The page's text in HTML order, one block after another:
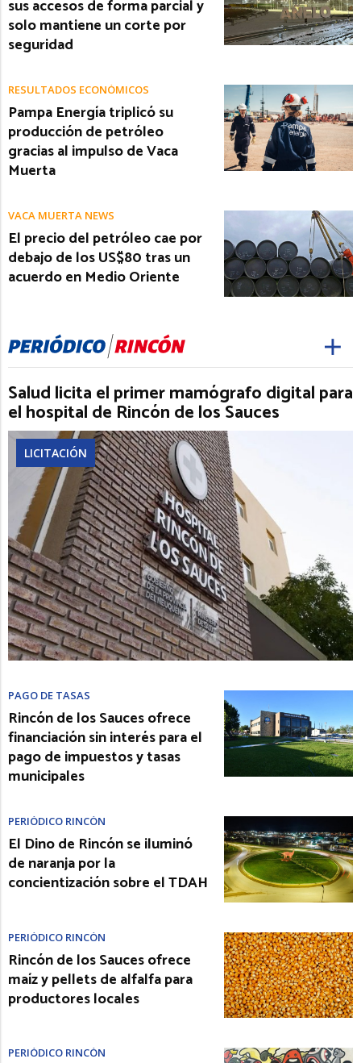
sus accesos de forma parcial y
solo mantiene un corte por
seguridad
RESULTADOS ECONÓMICOS
Pampa Energía triplicó su
producción de petróleo
gracias al impulso de Vaca
Muerta
VACA MUERTA NEWS
El precio del petróleo cae por
debajo de los US$80 tras un
acuerdo en Medio Oriente
Salud licita el primer mamógrafo digital para
el hospital de Rincón de los Sauces
LICITACIÓN
PAGO DE TASAS
Rincón de los Sauces ofrece
financiación sin interés para el
pago de impuestos y tasas
municipales
PERIÓDICO RINCÓN
El Dino de Rincón se iluminó
de naranja por la
concientización sobre el TDAH
PERIÓDICO RINCÓN
Rincón de los Sauces ofrece
maíz y pellets de alfalfa para
productores locales
PERIÓDICO RINCÓN